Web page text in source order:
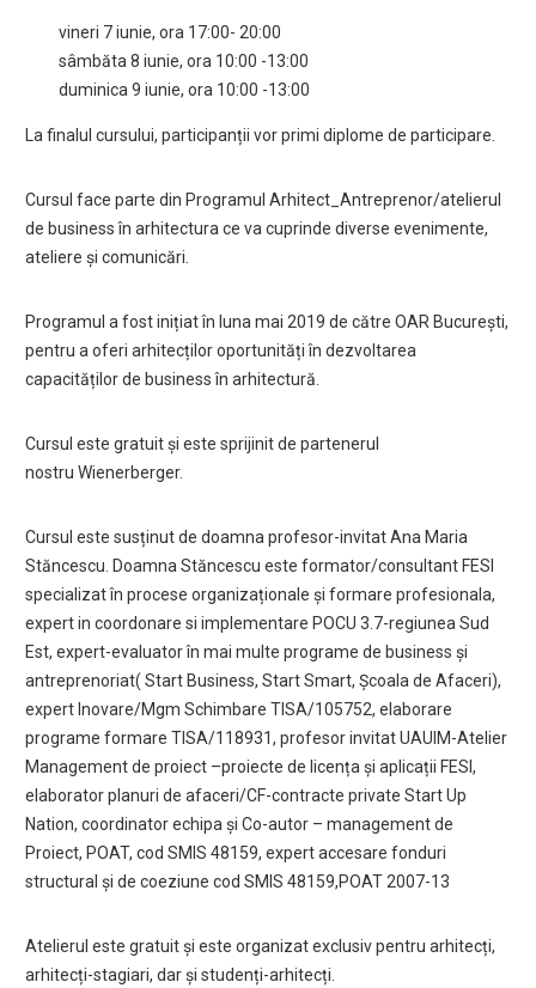
vineri 7 iunie, ora 17:00- 20:00
sâmbăta 8 iunie, ora 10:00 -13:00
duminica 9 iunie, ora 10:00 -13:00
La finalul cursului, participanții vor primi diplome de participare.
Cursul face parte din Programul Arhitect_Antreprenor/atelierul
de business în arhitectura ce va cuprinde diverse evenimente,
ateliere și comunicări.
Programul a fost inițiat în luna mai 2019 de către OAR București,
pentru a oferi arhitecților oportunități în dezvoltarea
capacităților de business în arhitectură.
Cursul este gratuit și este sprijinit de partenerul
nostru Wienerberger.
Cursul este susținut de doamna profesor-invitat Ana Maria
Stăncescu. Doamna Stăncescu este formator/consultant FESI
specializat în procese organizaționale și formare profesionala,
expert in coordonare si implementare POCU 3.7-regiunea Sud
Est, expert-evaluator în mai multe programe de business și
antreprenoriat( Start Business, Start Smart, Școala de Afaceri),
expert Inovare/Mgm Schimbare TISA/105752, elaborare
programe formare TISA/118931, profesor invitat UAUIM-Atelier
Management de proiect –proiecte de licența și aplicații FESI,
elaborator planuri de afaceri/CF-contracte private Start Up
Nation, coordinator echipa și Co-autor – management de
Proiect, POAT, cod SMIS 48159, expert accesare fonduri
structural și de coeziune cod SMIS 48159,POAT 2007-13
Atelierul este gratuit și este organizat exclusiv pentru arhitecți,
arhitecți-stagiari, dar și studenți-arhitecți.